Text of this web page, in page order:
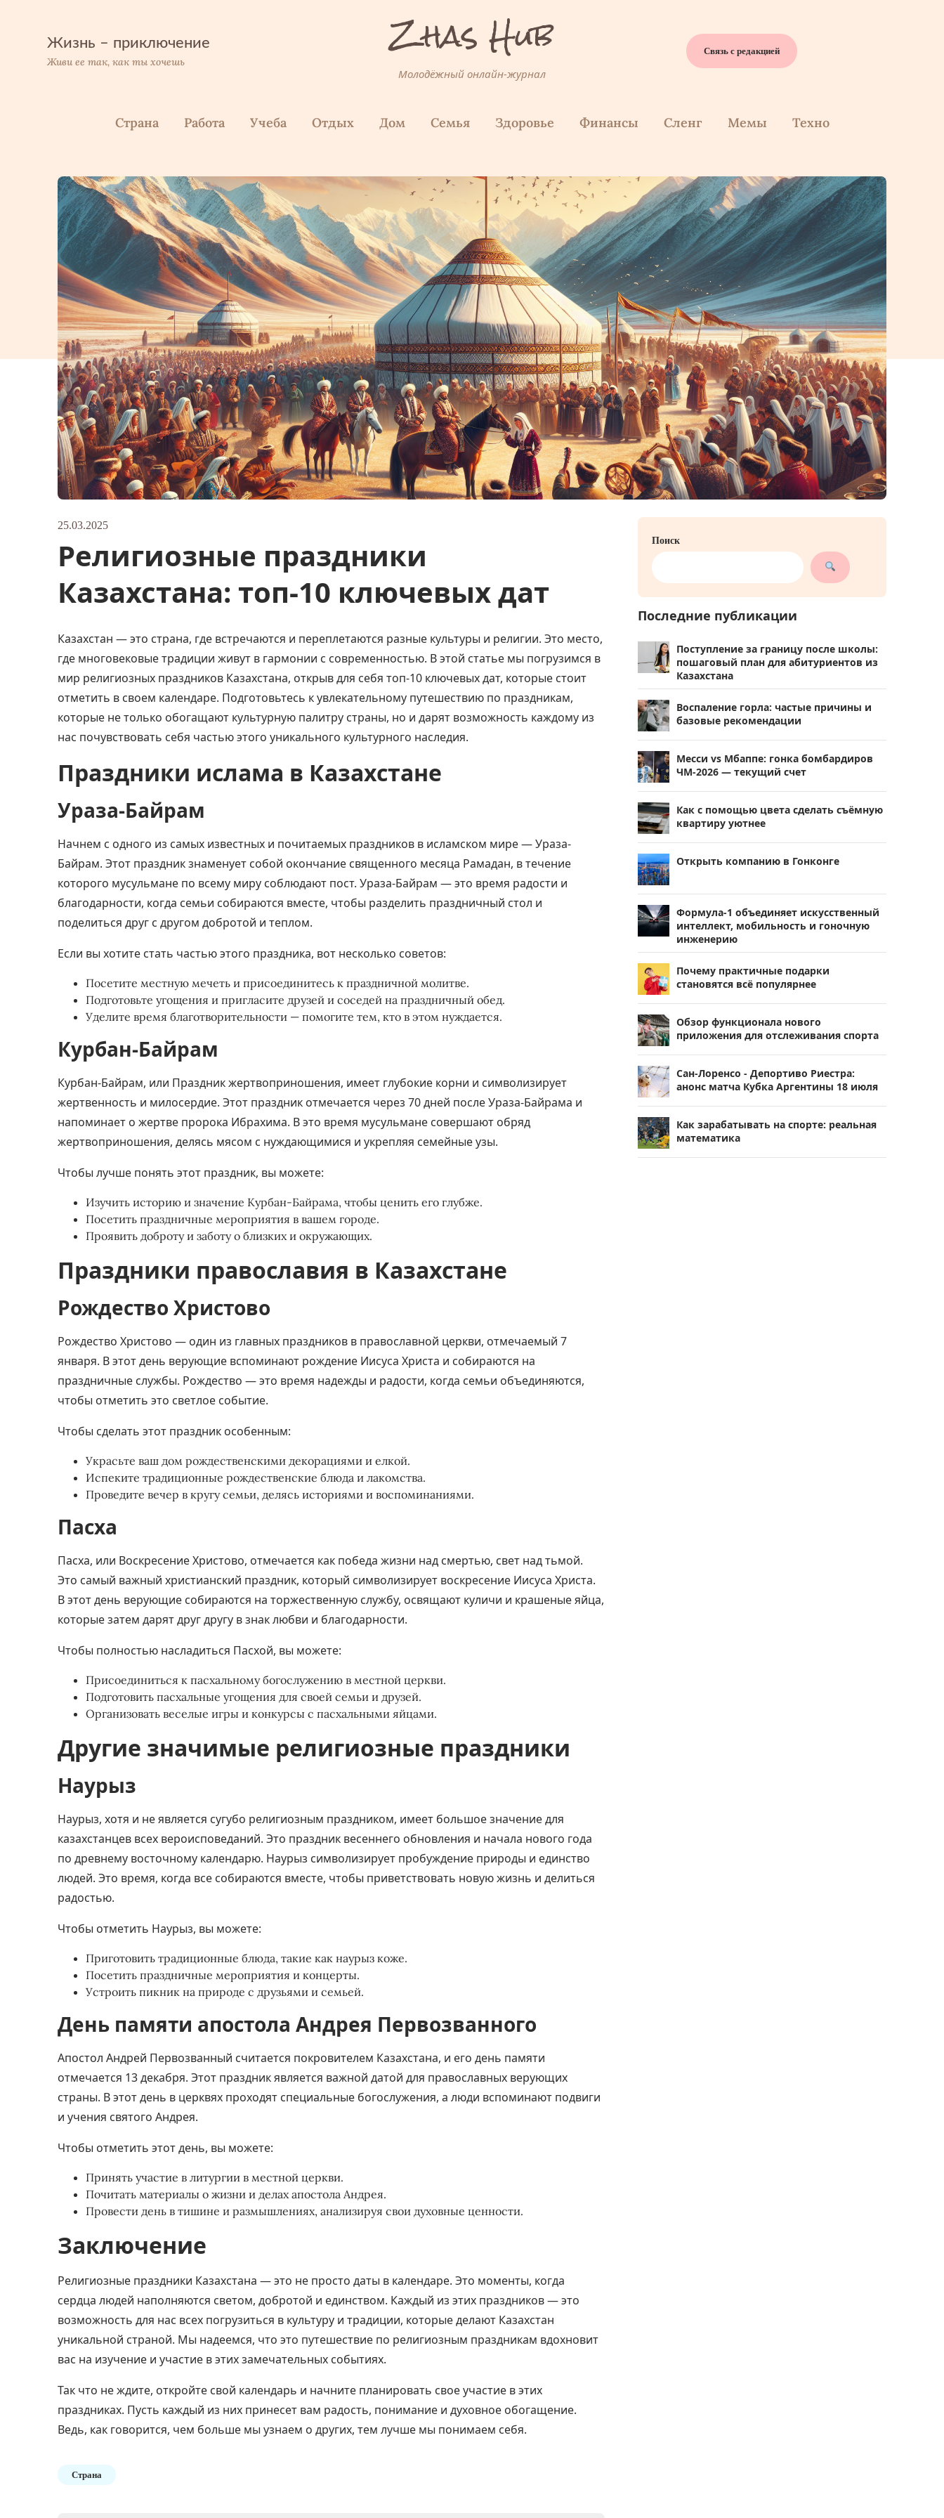
содержимомуЖизнь – приключение
Живи ее так, как ты хочешь Zhas Hub
Молодёжный онлайн-журнал
Связь с редакцией
Страна Работа Учеба Отдых Дом Семья Здоровье Финанcы Сленг Мемы Техно
25.03.2025
Религиозные праздники
Казахстана: топ-10 ключевых дат
Казахстан — это страна, где встречаются и переплетаются разные культуры и религии. Это место,
где многовековые традиции живут в гармонии с современностью. В этой статье мы погрузимся в
мир религиозных праздников Казахстана, открыв для себя топ-10 ключевых дат, которые стоит
отметить в своем календаре. Подготовьтесь к увлекательному путешествию по праздникам,
которые не только обогащают культурную палитру страны, но и дарят возможность каждому из
нас почувствовать себя частью этого уникального культурного наследия.
Праздники ислама в Казахстане
Ураза-Байрам
Начнем с одного из самых известных и почитаемых праздников в исламском мире — Ураза-
Байрам. Этот праздник знаменует собой окончание священного месяца Рамадан, в течение
которого мусульмане по всему миру соблюдают пост. Ураза-Байрам — это время радости и
благодарности, когда семьи собираются вместе, чтобы разделить праздничный стол и
поделиться друг с другом добротой и теплом.
Если вы хотите стать частью этого праздника, вот несколько советов:
Посетите местную мечеть и присоединитесь к праздничной молитве.
Подготовьте угощения и пригласите друзей и соседей на праздничный обед.
Уделите время благотворительности — помогите тем, кто в этом нуждается.
Курбан-Байрам
Курбан-Байрам, или Праздник жертвоприношения, имеет глубокие корни и символизирует
жертвенность и милосердие. Этот праздник отмечается через 70 дней после Ураза-Байрама и
напоминает о жертве пророка Ибрахима. В это время мусульмане совершают обряд
жертвоприношения, делясь мясом с нуждающимися и укрепляя семейные узы.
Чтобы лучше понять этот праздник, вы можете:
Изучить историю и значение Курбан-Байрама, чтобы ценить его глубже.
Посетить праздничные мероприятия в вашем городе.
Проявить доброту и заботу о близких и окружающих.
Праздники православия в Казахстане
Рождество Христово
Рождество Христово — один из главных праздников в православной церкви, отмечаемый 7
января. В этот день верующие вспоминают рождение Иисуса Христа и собираются на
праздничные службы. Рождество — это время надежды и радости, когда семьи объединяются,
чтобы отметить это светлое событие.
Чтобы сделать этот праздник особенным:
Украсьте ваш дом рождественскими декорациями и елкой.
Испеките традиционные рождественские блюда и лакомства.
Проведите вечер в кругу семьи, делясь историями и воспоминаниями.
Пасха
Пасха, или Воскресение Христово, отмечается как победа жизни над смертью, свет над тьмой.
Это самый важный христианский праздник, который символизирует воскресение Иисуса Христа.
В этот день верующие собираются на торжественную службу, освящают куличи и крашеные яйца,
которые затем дарят друг другу в знак любви и благодарности.
Чтобы полностью насладиться Пасхой, вы можете:
Присоединиться к пасхальному богослужению в местной церкви.
Подготовить пасхальные угощения для своей семьи и друзей.
Организовать веселые игры и конкурсы с пасхальными яйцами.
Другие значимые религиозные праздники
Наурыз
Наурыз, хотя и не является сугубо религиозным праздником, имеет большое значение для
казахстанцев всех вероисповеданий. Это праздник весеннего обновления и начала нового года
по древнему восточному календарю. Наурыз символизирует пробуждение природы и единство
людей. Это время, когда все собираются вместе, чтобы приветствовать новую жизнь и делиться
радостью.
Чтобы отметить Наурыз, вы можете:
Приготовить традиционные блюда, такие как наурыз коже.
Посетить праздничные мероприятия и концерты.
Устроить пикник на природе с друзьями и семьей.
День памяти апостола Андрея Первозванного
Апостол Андрей Первозванный считается покровителем Казахстана, и его день памяти
отмечается 13 декабря. Этот праздник является важной датой для православных верующих
страны. В этот день в церквях проходят специальные богослужения, а люди вспоминают подвиги
и учения святого Андрея.
Чтобы отметить этот день, вы можете:
Принять участие в литургии в местной церкви.
Почитать материалы о жизни и делах апостола Андрея.
Провести день в тишине и размышлениях, анализируя свои духовные ценности.
Заключение
Религиозные праздники Казахстана — это не просто даты в календаре. Это моменты, когда
сердца людей наполняются светом, добротой и единством. Каждый из этих праздников — это
возможность для нас всех погрузиться в культуру и традиции, которые делают Казахстан
уникальной страной. Мы надеемся, что это путешествие по религиозным праздникам вдохновит
вас на изучение и участие в этих замечательных событиях.
Так что не ждите, откройте свой календарь и начните планировать свое участие в этих
праздниках. Пусть каждый из них принесет вам радость, понимание и духовное обогащение.
Ведь, как говорится, чем больше мы узнаем о других, тем лучше мы понимаем себя.
Страна
Поиск
Последние публикации
Поступление за границу после школы:
пошаговый план для абитуриентов из
Казахстана
Воспаление горла: частые причины и
базовые рекомендации
Месси vs Мбаппе: гонка бомбардиров
ЧМ-2026 — текущий счет
Как с помощью цвета сделать съёмную
квартиру уютнее
Открыть компанию в Гонконге
Формула-1 объединяет искусственный
интеллект, мобильность и гоночную
инженерию
Почему практичные подарки
становятся всё популярнее
Обзор функционала нового
приложения для отслеживания спорта
Сан-Лоренсо - Депортиво Риестра:
анонс матча Кубка Аргентины 18 июля
Как зарабатывать на спорте: реальная
математика